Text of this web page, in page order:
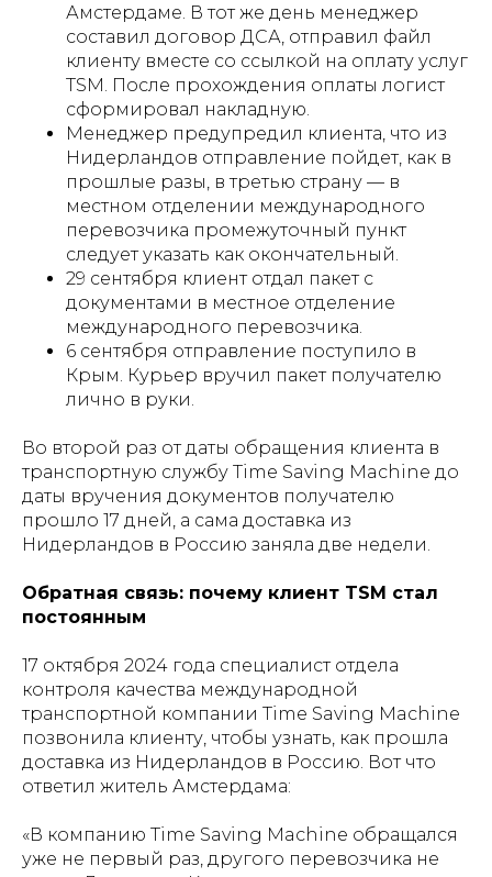
Амстердаме. В тот же день менеджер
составил договор ДСА, отправил файл
клиенту вместе со ссылкой на оплату услуг
TSM. После прохождения оплаты логист
сформировал накладную.
Менеджер предупредил клиента, что из
Нидерландов отправление пойдет, как в
прошлые разы, в третью страну — в
местном отделении международного
перевозчика промежуточный пункт
следует указать как окончательный.
29 сентября клиент отдал пакет с
документами в местное отделение
международного перевозчика.
6 сентября отправление поступило в
Крым. Курьер вручил пакет получателю
лично в руки.
Во второй раз от даты обращения клиента в
транспортную службу Time Saving Machine до
даты вручения документов получателю
прошло 17 дней, а сама доставка из
Нидерландов в Россию заняла две недели.
Обратная связь: почему клиент TSM стал
постоянным
17 октября 2024 года специалист отдела
контроля качества международной
транспортной компании Time Saving Machine
позвонила клиенту, чтобы узнать, как прошла
доставка из Нидерландов в Россию. Вот что
ответил житель Амстердама:
«В компанию Time Saving Machine обращался
уже не первый раз, другого перевозчика не